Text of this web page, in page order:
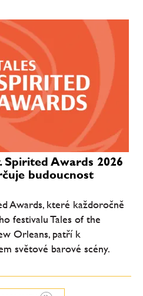
Spirited Awards 2026
budoucnost
Awards, které každoročně
festivalu Tales of the
Orleans, patří k
světové barové scény.